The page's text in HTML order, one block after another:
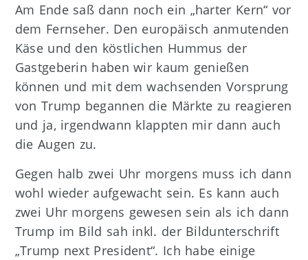
Am Ende saß dann noch ein „harter Kern“ vor
dem Fernseher. Den europäisch anmutenden
Käse und den köstlichen Hummus der
Gastgeberin haben wir kaum genießen
können und mit dem wachsenden Vorsprung
von Trump begannen die Märkte zu reagieren
und ja, irgendwann klappten mir dann auch
die Augen zu.
Gegen halb zwei Uhr morgens muss ich dann
wohl wieder aufgewacht sein. Es kann auch
zwei Uhr morgens gewesen sein als ich dann
Trump im Bild sah inkl. der Bildunterschrift
„Trump next President“. Ich habe einige